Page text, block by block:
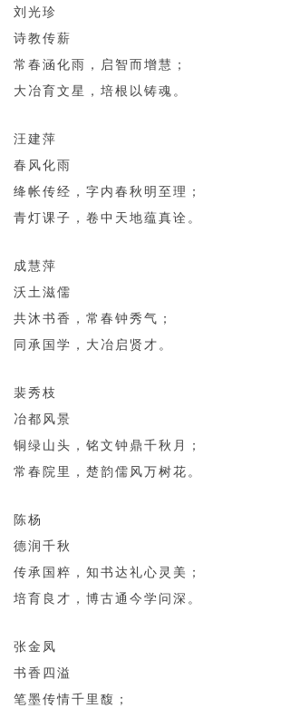
刘光珍
诗教传薪
常春涵化雨，启智而增慧；
大冶育文星，培根以铸魂。
汪建萍
春风化雨
绛帐传经，字内春秋明至理；
青灯课子，卷中天地蕴真诠。
成慧萍
沃土滋儒
共沐书香，常春钟秀气；
同承国学，大冶启贤才。
裴秀枝
冶都风景
铜绿山头，铭文钟鼎千秋月；
常春院里，楚韵儒风万树花。
陈杨
德润千秋
传承国粹，知书达礼心灵美；
培育良才，博古通今学问深。
张金凤
书香四溢
笔墨传情千里馥；